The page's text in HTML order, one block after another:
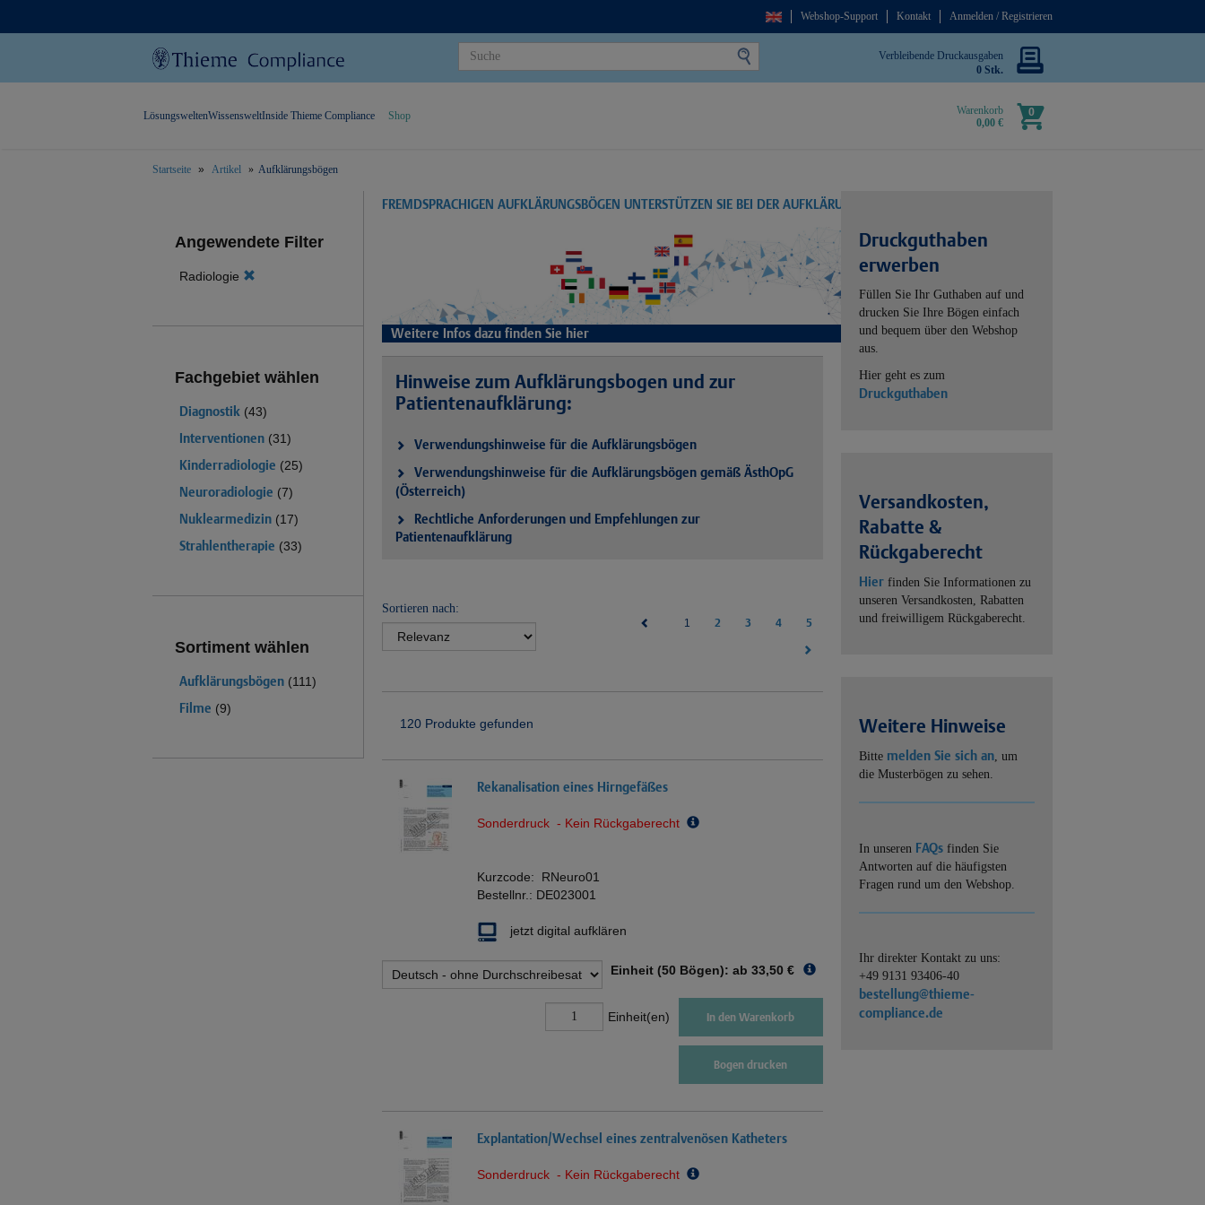
Webshop-Support Kontakt Anmelden / Registrieren
Verbleibende Druckausgaben
0 Stk.
Warenkorb
0,00 €
0
LösungsweltenWissensweltInside Thieme Compliance Shop
Startseite Artikel Aufklärungsbögen
Angewendete Filter
Radiologie
Fachgebiet wählen
Diagnostik (43)
Interventionen (31)
Kinderradiologie (25)
Neuroradiologie (7)
Nuklearmedizin (17)
Strahlentherapie (33)
Sortiment wählen
Aufklärungsbögen (111)
Filme (9)
FREMDSPRACHIGEN AUFKLÄRUNGSBÖGEN UNTERSTÜTZEN SIE BEI DER AUFKLÄRUNG
Weitere Infos dazu finden Sie hier
Hinweise zum Aufklärungsbogen und zur
Patientenaufklärung:
Verwendungshinweise für die Aufklärungsbögen
Verwendungshinweise für die Aufklärungsbögen gemäß ÄsthOpG
(Österreich)
Rechtliche Anforderungen und Empfehlungen zur
Patientenaufklärung
Sortieren nach:
1 (current)
2 3 4 5
120 Produkte gefunden
Rekanalisation eines Hirngefäßes
Sonderdruck - Kein Rückgaberecht
Kurzcode: RNeuro01
Bestellnr.: DE023001
jetzt digital aufklären
Einheit (50 Bögen): ab 33,50 €
Einheit(en) In den Warenkorb
Bogen drucken
Explantation/Wechsel eines zentralvenösen Katheters
Sonderdruck - Kein Rückgaberecht
Druckguthaben
erwerben
Füllen Sie Ihr Guthaben auf und
drucken Sie Ihre Bögen einfach
und bequem über den Webshop
aus.
Hier geht es zum
Druckguthaben
Versandkosten,
Rabatte &
Rückgaberecht
Hier finden Sie Informationen zu
unseren Versandkosten, Rabatten
und freiwilligem Rückgaberecht.
Weitere Hinweise
Bitte melden Sie sich an, um
die Musterbögen zu sehen.
In unseren FAQs finden Sie
Antworten auf die häufigsten
Fragen rund um den Webshop.
Ihr direkter Kontakt zu uns:
+49 9131 93406-40
bestellung@thieme-
compliance.de